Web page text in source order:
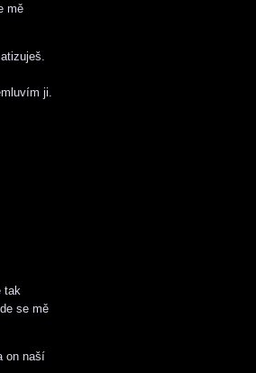
mě
ji.
tak
se mě
on naší